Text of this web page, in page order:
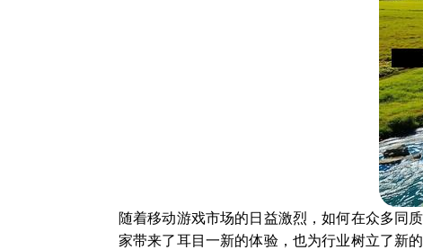
随着移动游戏市场的日益激烈，如何在众多同
家带来了耳目一新的体验，也为行业树立了新